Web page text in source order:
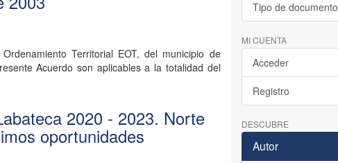
Territorial EOT, del municipio de
Acuerdo son aplicables a la totalidad del
2020 - 2023. Norte
oportunidades
Tipo de documento
MI CUENTA
Acceder
Registro
DESCUBRE
Autor